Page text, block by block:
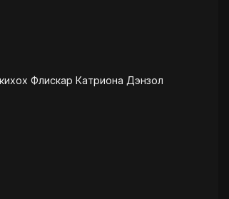
Флискар Катриона Дэнзол